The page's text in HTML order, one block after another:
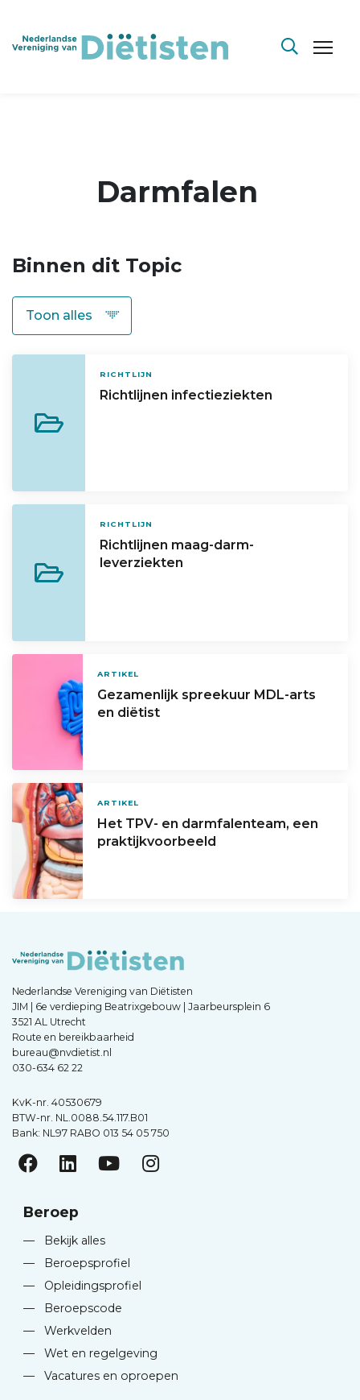
Darmfalen
Binnen dit Topic
RICHTLIJN
Richtlijnen infectieziekten
RICHTLIJN
Richtlijnen maag-darm-
leverziekten
ARTIKEL
Gezamenlijk spreekuur MDL-arts
en diëtist
ARTIKEL
Het TPV- en darmfalenteam, een
praktijkvoorbeeld
Nederlandse Vereniging van Diëtisten
JIM | 6e verdieping Beatrixgebouw | Jaarbeursplein 6
3521 AL Utrecht
Route en bereikbaarheid
bureau@nvdietist.nl
030-634 62 22
KvK-nr. 40530679
BTW-nr. NL.0088.54.117.B01
Bank: NL97 RABO 013 54 05 750
Beroep
—
Bekijk alles
—
Beroepsprofiel
—
Opleidingsprofiel
—
Beroepscode
—
Werkvelden
—
Wet en regelgeving
—
Vacatures en oproepen